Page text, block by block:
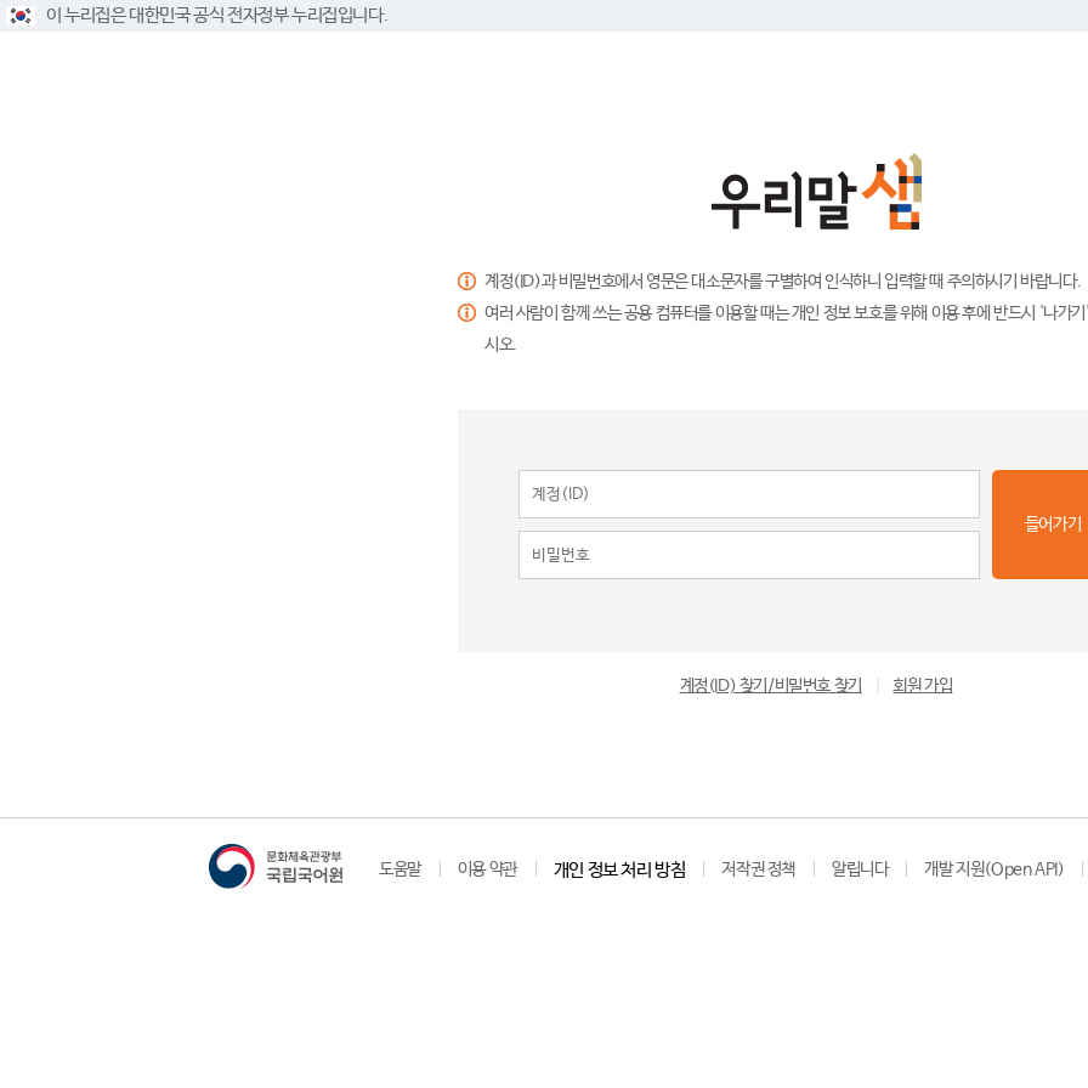
이 누리집은 대한민국 공식 전자정부 누리집입니다.
계정(ID)과 비밀번호에서 영문은 대소문자를 구별하여 인식하니 입력할 때 주의하시기 바랍니다.
여러 사람이 함께 쓰는 공용 컴퓨터를 이용할 때는 개인 정보 보호를 위해 이용 후에 반드시 '나가
시오.
들어가기
계정(ID) 찾기/비밀번호 찾기 회원 가입
도움말 이용 약관 개인 정보 처리 방침 저작권 정책 알립니다 개발 지원(Open API)